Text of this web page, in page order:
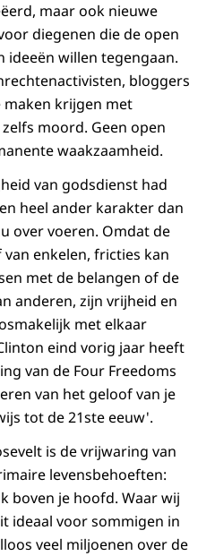
maar ook nieuwe
diegenen die de open
ideeën willen tegengaan.
bloggers
krijgen met
moord. Geen open
waakzaamheid.
van godsdienst had
heel ander karakter dan
over voeren. Omdat de
enkelen, fricties kan
met de belangen of de
anderen, zijn vrijheid en
met elkaar
eind vorig jaar heeft
van de Four Freedoms
van het geloof van je
tot de 21ste eeuw'.
is de vrijwaring van
levensbehoeften:
boven je hoofd. Waar wij
ideaal voor sommigen in
veel miljoenen over de